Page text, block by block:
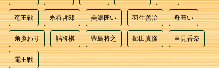
竜王戦 糸谷哲郎 美濃囲い 羽生善治 舟囲い
角換わり 詰将棋 豊島将之 郷田真隆 里見香奈
電王戦